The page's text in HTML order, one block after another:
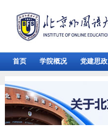
首页 学院概况 党建思政